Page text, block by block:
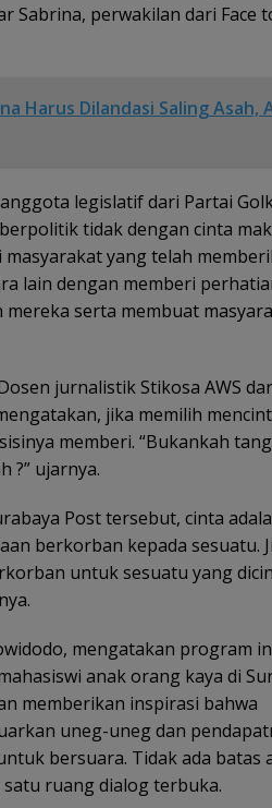
Sabrina, perwakilan dari Face
Harus Dilandasi Saling Asah,
legislatif dari Partai
tidak dengan cinta
yang telah
lain dengan memberi
serta membuat
jurnalistik Stikosa AWS
jika memilih
memberi. “Bukankah
?” ujarnya.
Post tersebut, cinta
berkorban kepada sesuatu.
untuk sesuatu yang
mengatakan program
anak orang kaya di
memberikan inspirasi bahwa
uneg-uneg dan
bersuara. Tidak ada batas
satu ruang dialog terbuka.